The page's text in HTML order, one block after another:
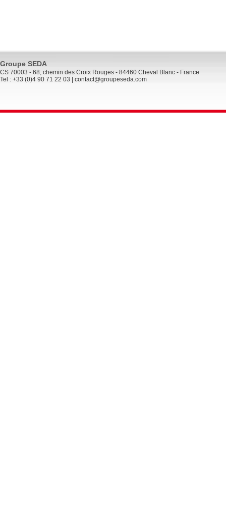
Groupe SEDA
CS 70003 - 68, chemin des Croix Rouges - 84460 Cheval Blanc - France
Tel : +33 (0)4 90 71 22 03 | contact@groupeseda.com